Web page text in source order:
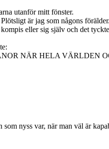
utanför mitt fönster.
är jag som någons förälder.
eller sig själv och det
NÄR HELA VÄRLDEN
nyss var, när man väl är